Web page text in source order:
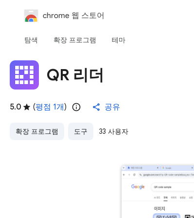
chrome 웹 스토어
탐색 확장 프로그램 테마
QR 리더
5.0 (평점 1개 ) 공유
확장 프로그램 도구 33 사용자